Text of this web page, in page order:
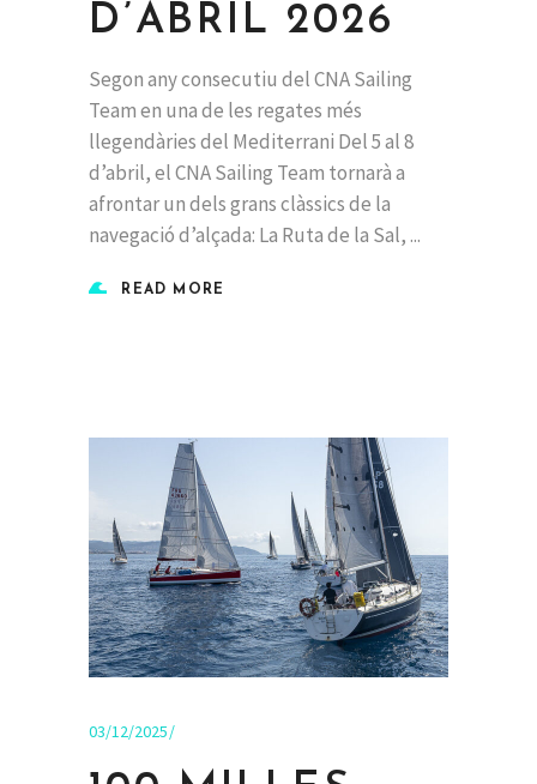
D’ABRIL 2026
Segon any consecutiu del CNA Sailing
Team en una de les regates més
llegendàries del Mediterrani Del 5 al 8
d’abril, el CNA Sailing Team tornarà a
afrontar un dels grans clàssics de la
navegació d’alçada: La Ruta de la Sal,
READ MORE
03/12/2025